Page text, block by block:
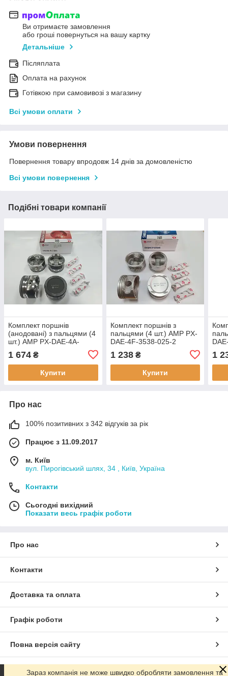
Ви отримаєте замовлення
або гроші повернуться на вашу картку
Детальніше
Післяплата
Оплата на рахунок
Готівкою при самовивозі з магазину
Всі умови оплати
Умови повернення
Повернення товару впродовж 14 днів за домовленістю
Всі умови повернення
Подібні товари компанії
Комплект поршнів
(анодовані) з пальцями (4
шт.) AMP PX-DAE-4A-
3548-075-2 (77.25) Ремонт
3 (+0.75) для Lanos 1.5,
оригінальні
1 674 ₴
Купити
Комплект поршнів з
пальцями (4 шт.) AMP PX-
DAE-4F-3538-025-2
(79.25) Ремонт 1 (+0.25)
для Lanos (Ланос) 1.6
16V, оригінальні
1 238₴
Купити
для
16V,
1
Про нас
100% позитивних з 342 відгуків за рік
Працює з 11.09.2017
м. Київ
вул. Пирогівський шлях, 34 , Київ, Україна
Контакти
Сьогодні вихідний
Показати весь графік роботи
Про нас
Контакти
Доставка та оплата
Графік роботи
Повна версія сайту
Сайт створено на маркетплейсі Prom.ua
Зараз компанія не може швидко обробляти замовлення та